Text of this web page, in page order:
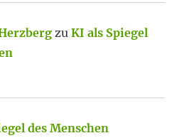
zuKI als Spiegel
des Menschen